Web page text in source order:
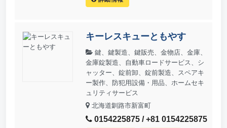
キーレスキューともやす
鍵、鍵製造、鍵販売、金物店、金庫、
金庫錠製造、自動車ロードサービス、シ
ャッター、錠前卸、錠前製造、スペアキ
ー製作、防犯用設備・用品、ホームセキ
ュリティサービス
北海道釧路市新富町
0154225875 / +81 0154225875